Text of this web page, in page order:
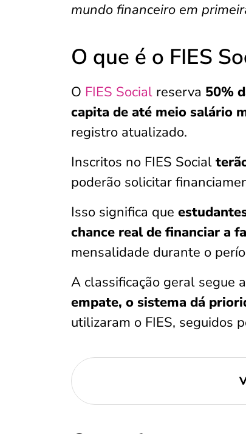
mundo financeiro em
O que é o FIES
O FIES Social reserva 50%
capita de até meio salário
registro atualizado.
Inscritos no FIES Social
poderão solicitar
Isso significa que
chance real de financiar a
mensalidade durante o
A classificação geral segue
empate, o sistema dá
utilizaram o FIES, seguidos